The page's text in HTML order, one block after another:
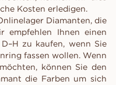
Kosten erledigen.
Diamanten, die
Ihnen einen
zu kaufen, wenn Sie
fassen wollen. Wenn
können Sie den
die Farben um sich